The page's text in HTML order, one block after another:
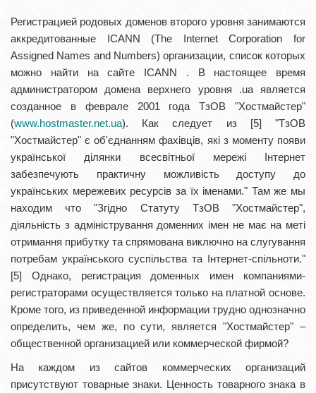
Регистрацией родовых доменов второго уровня занимаются
аккредитованные ICANN (The Internet Corporation for
Assigned Names and Numbers) организации, список которых
можно найти на сайте ICANN . В настоящее время
администратором домена верхнего уровня .ua является
созданное в феврале 2001 года ТзОВ "Хостмайстер"
(www.hostmaster.net.ua). Как следует из [5] "ТзОВ
"Хостмайстер" є об'єднанням фахівців, які з моменту появи
української ділянки всесвітньої мережі Інтернет
забезпечують практичну можливість доступу до
українських мережевих ресурсів за їх іменами." Там же мы
находим что "Згідно Статуту ТзОВ "Хостмайстер",
діяльність з адміністрування доменних імен не має на меті
отримання прибутку та спрямована виключно на слугування
потребам українського суспільства та Інтернет-спільноти."
[5] Однако, регистрация доменных имен компаниями-
регистраторами осуществляется только на платной основе.
Кроме того, из приведенной информации трудно однозначно
определить, чем же, по сути, является "Хостмайстер" –
общественной организацией или коммерческой фирмой?
На каждом из сайтов коммерческих организаций
присутствуют товарные знаки. Ценность товарного знака в